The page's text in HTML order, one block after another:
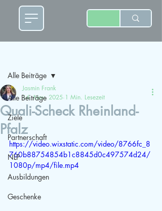
Alle Beiträge
Ziele
Partnerschaft
NLP
Ausbildungen
Geschenke
Alle Beiträge
Quali-Scheck Rheinland-
Pfalz
Jasmin Frank
14. Nov. 2025 1 Min. Lesezeit
https://video.wixstatic.com/video/8766fc_8
760b88754854b1c8845d0c497574d24/
1080p/mp4/file.mp4